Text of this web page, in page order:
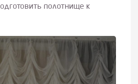
полотнище к